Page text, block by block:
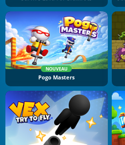
NOUVEAU
Pogo Masters